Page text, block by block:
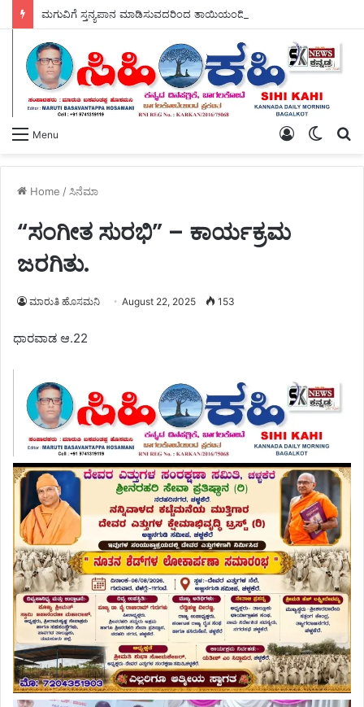
Menu
Switch
Log
Home /ಸಿನೆಮಾ
“ಸಂಗೀತ ಸುರಭಿ” – ಕಾರ್ಯಕ್ರಮ
ಜರಗಿತು.
ಮಾರುತಿ ಹೊಸಮನಿ August 22, 2025 153
ಧಾರವಾಡ ಆ.22